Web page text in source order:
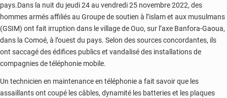
pays.Dans la nuit du jeudi 24 au vendredi 25 novembre 2022, des
hommes armés affiliés au Groupe de soutien à l’islam et aux musulmans
(GSIM) ont fait irruption dans le village de Ouo, sur l’axe Banfora-Gaoua,
dans la Comoé, à l’ouest du pays. Selon des sources concordantes, ils
ont saccagé des édifices publics et vandalisé des installations de
compagnies de téléphonie mobile.
Un technicien en maintenance en téléphonie a fait savoir que les
assaillants ont coupé les câbles, dynamité les batteries et les plaques